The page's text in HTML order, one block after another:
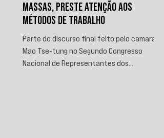
MASSAS, PRESTE ATENÇÃO AOS
MÉTODOS DE TRABALHO
Parte do discurso final feito pelo camarada
Mao Tse-tung no Segundo Congresso
Nacional de Representantes dos